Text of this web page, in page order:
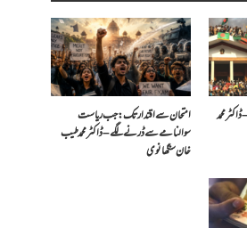
محمد
امتحان سے اقتدار تک: جب ریاست
سوالنامے سے ڈرنے لگے – ڈاکٹر محمد طیب
خان سنگھانوی